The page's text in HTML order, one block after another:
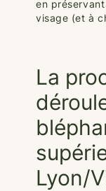
en
visage (et à
La
Lyon/